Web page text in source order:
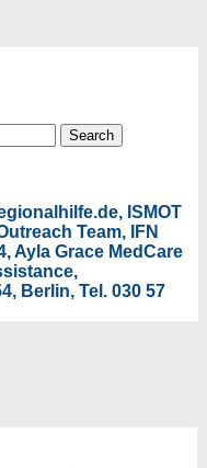
ISMOT
Team, IFN
Ayla Grace MedCare
Berlin, Tel. 030 57